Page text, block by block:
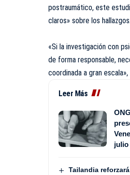
postraumático, este
claros» sobre los hallazgos.
«Si la investigación con
de forma responsable,
coordinada a gran
Leer Más
julio
Tailandia